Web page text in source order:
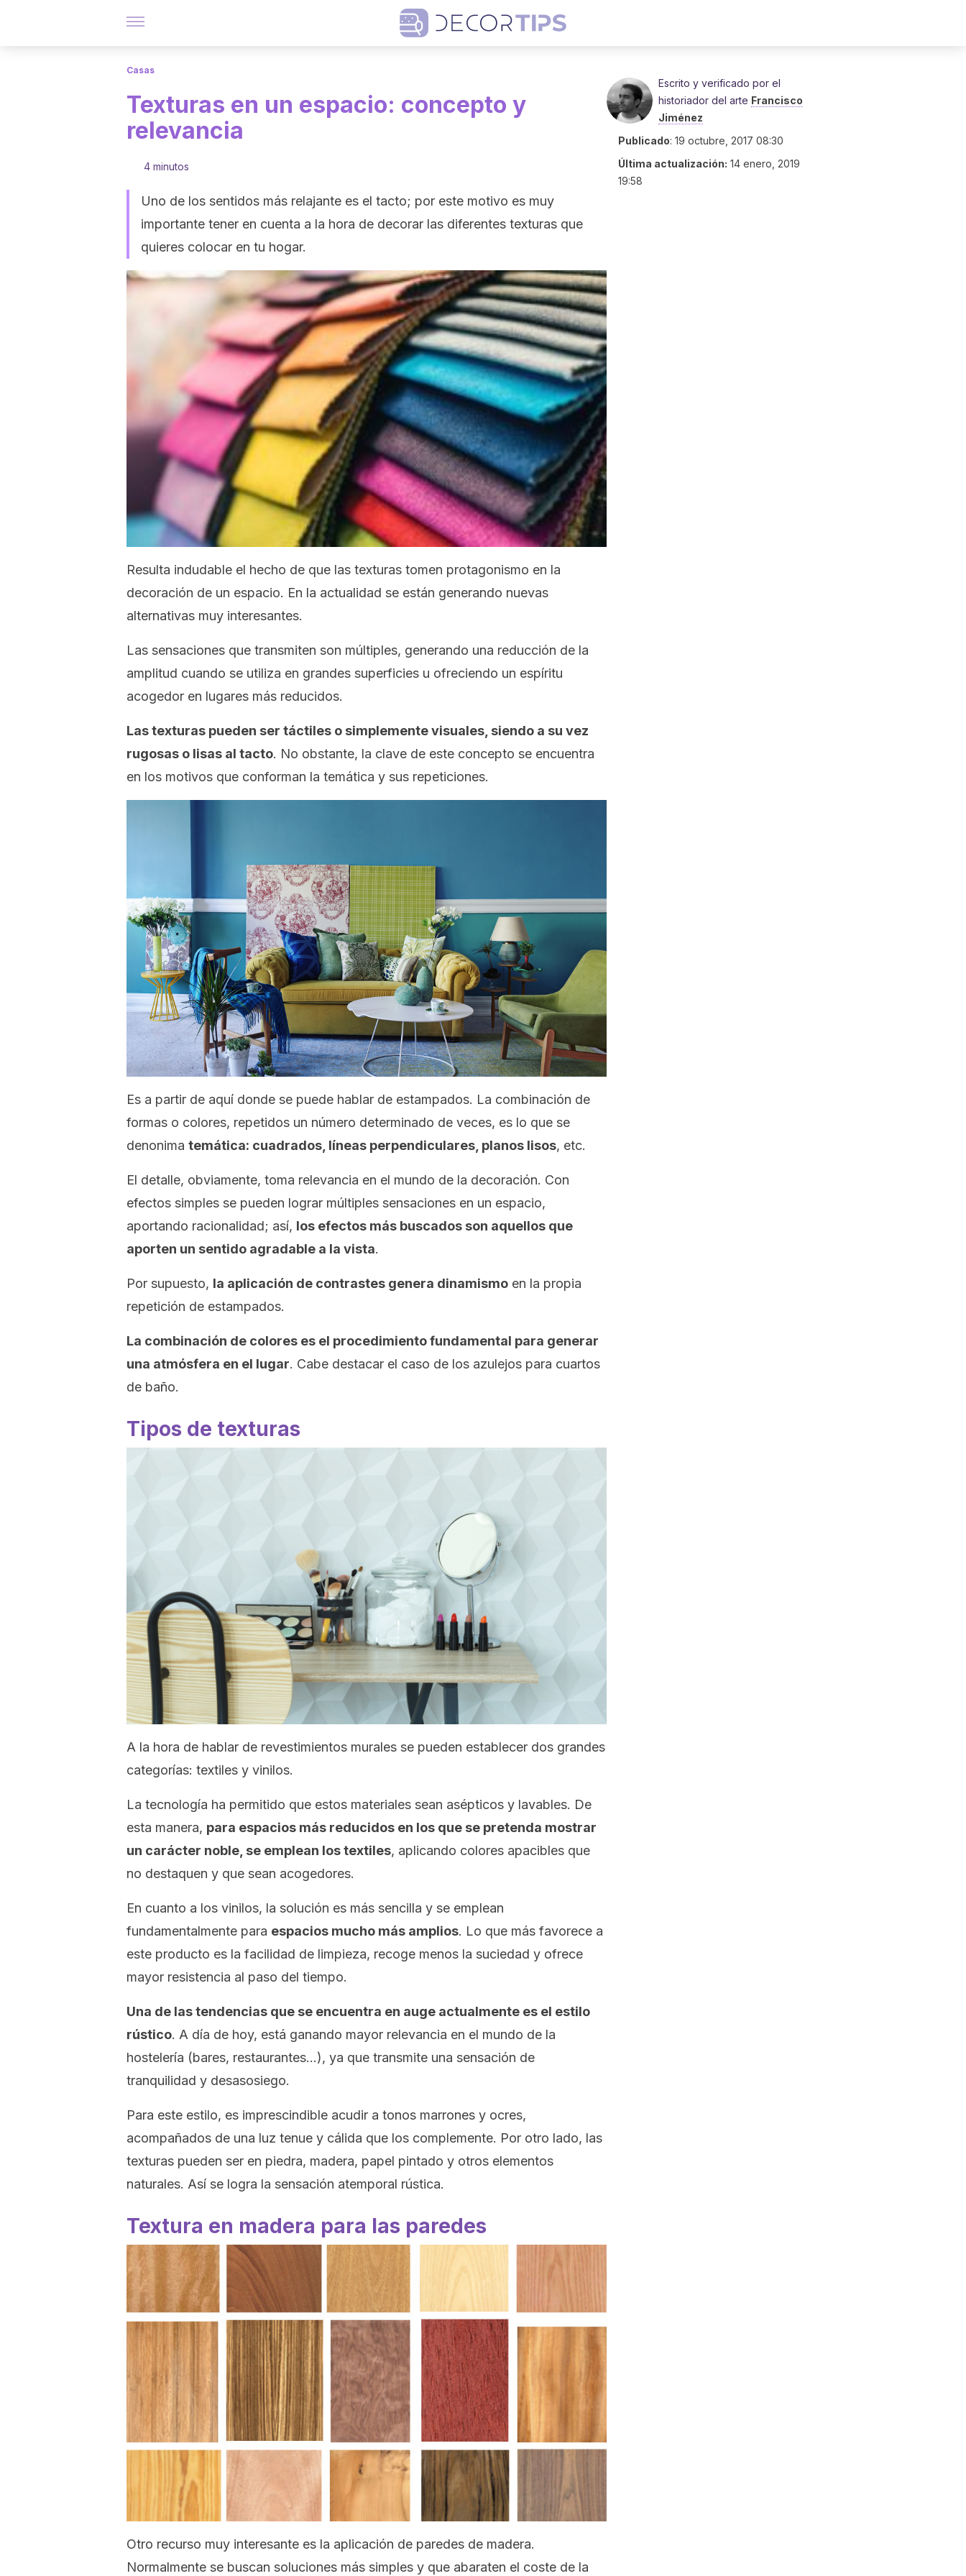
Casas
Texturas en un espacio: concepto y
relevancia
4 minutos
Uno de los sentidos más relajante es el tacto; por este motivo es muy
importante tener en cuenta a la hora de decorar las diferentes texturas que
quieres colocar en tu hogar.
Resulta indudable el hecho de que las texturas tomen protagonismo en la
decoración de un espacio. En la actualidad se están generando nuevas
alternativas muy interesantes.
Las sensaciones que transmiten son múltiples, generando una reducción de la
amplitud cuando se utiliza en grandes superficies u ofreciendo un espíritu
acogedor en lugares más reducidos.
Las texturas pueden ser táctiles o simplemente visuales, siendo a su vez
rugosas o lisas al tacto. No obstante, la clave de este concepto se encuentra
en los motivos que conforman la temática y sus repeticiones.
Es a partir de aquí donde se puede hablar de estampados. La combinación de
formas o colores, repetidos un número determinado de veces, es lo que se
denonima temática: cuadrados, líneas perpendiculares, planos lisos, etc.
El detalle, obviamente, toma relevancia en el mundo de la decoración. Con
efectos simples se pueden lograr múltiples sensaciones en un espacio,
aportando racionalidad; así, los efectos más buscados son aquellos que
aporten un sentido agradable a la vista.
Por supuesto, la aplicación de contrastes genera dinamismo en la propia
repetición de estampados.
La combinación de colores es el procedimiento fundamental para generar
una atmósfera en el lugar. Cabe destacar el caso de los azulejos para cuartos
de baño.
Tipos de texturas
A la hora de hablar de revestimientos murales se pueden establecer dos grandes
categorías: textiles y vinilos.
La tecnología ha permitido que estos materiales sean asépticos y lavables. De
esta manera, para espacios más reducidos en los que se pretenda mostrar
un carácter noble, se emplean los textiles, aplicando colores apacibles que
no destaquen y que sean acogedores.
En cuanto a los vinilos, la solución es más sencilla y se emplean
fundamentalmente para espacios mucho más amplios. Lo que más favorece a
este producto es la facilidad de limpieza, recoge menos la suciedad y ofrece
mayor resistencia al paso del tiempo.
Una de las tendencias que se encuentra en auge actualmente es el estilo
rústico. A día de hoy, está ganando mayor relevancia en el mundo de la
hostelería (bares, restaurantes…), ya que transmite una sensación de
tranquilidad y desasosiego.
Para este estilo, es imprescindible acudir a tonos marrones y ocres,
acompañados de una luz tenue y cálida que los complemente. Por otro lado, las
texturas pueden ser en piedra, madera, papel pintado y otros elementos
naturales. Así se logra la sensación atemporal rústica.
Textura en madera para las paredes
Otro recurso muy interesante es la aplicación de paredes de madera.
Normalmente se buscan soluciones más simples y que abaraten el coste de la
Escrito y verificado por el
historiador del arte Francisco
Jiménez
Publicado: 19 octubre, 2017 08:30
Última actualización: 14 enero, 2019
19:58